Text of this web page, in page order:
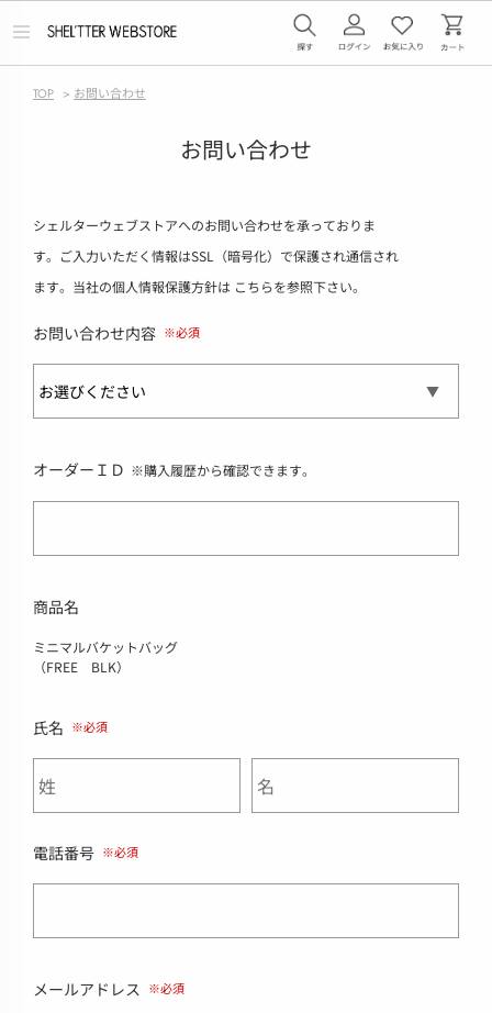
メ
TOP > お問い合わせ
お問い合わせ
シェルターウェブストアへのお問い合わせを承っておりま
す。ご入力いただく情報はSSL（暗号化）で保護され通信され
ます。当社の個人情報保護方針は こちらを参照下さい。
お問い合わせ内容
オーダーＩＤ ※購入履歴から確認できます。
商品名
ミニマルバケットバッグ
（FREE BLK）
氏名
電話番号
メールアドレス